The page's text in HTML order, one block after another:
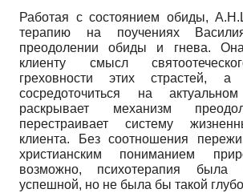
Работая с состоянием обиды,
терапию на поучениях
преодолении обиды и гнева.
клиенту смысл
греховности этих страстей,
сосредоточиться на
раскрывает механизм
перестраивает систему
клиента. Без соотношения
христианским пониманием
возможно, психотерапия
успешной, но не была бы такой